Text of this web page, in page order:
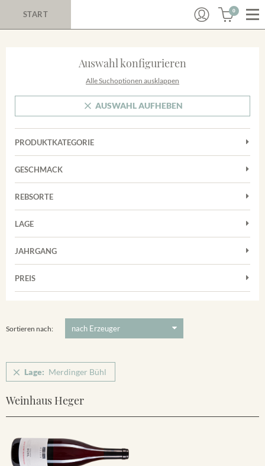
START 0
Auswahl konfigurieren
Alle Suchoptionen ausklappen
AUSWAHL AUFHEBEN
PRODUKTKATEGORIE
Cuvées
Rosé
Sekt
GESCHMACK
Trocken
REBSORTE
Auxerrois
Cuvée
Grauburgunder
LAGE
Achkarrer Schlossberg
Merdinger Bühl
Vorderer Winklerberg
Winklerberg
Winklerberg Winklen
Breisacher Eckartsberg
Ihringen
JAHRGANG
PREIS
Sortieren nach:
Lage: Merdinger Bühl
Weinhaus Heger